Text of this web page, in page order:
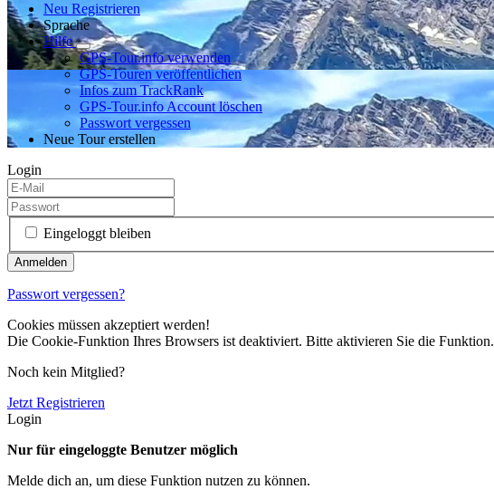
Neu Registrieren
Sprache
Hilfe
GPS-Tour.info verwenden
GPS-Touren veröffentlichen
Infos zum TrackRank
GPS-Tour.info Account löschen
Passwort vergessen
Neue Tour erstellen
Login
Eingeloggt bleiben
Passwort vergessen?
Cookies müssen akzeptiert werden!
Die Cookie-Funktion Ihres Browsers ist deaktiviert. Bitte aktivieren Sie die Funktion.
Noch kein Mitglied?
Jetzt Registrieren
Login
Nur für eingeloggte Benutzer möglich
Melde dich an, um diese Funktion nutzen zu können.